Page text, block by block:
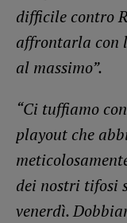
difficile contro
affrontarla con
al massimo”.
“Ci tuffiamo
playout che
dei nostri tifosi
venerdì.